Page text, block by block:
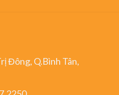
Đông, Q.Bình Tân,